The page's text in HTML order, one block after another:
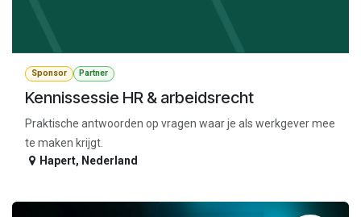
Sponsor Partner
Kennissessie HR & arbeidsrecht
Praktische antwoorden op vragen waar je als werkgever mee
te maken krijgt.
Hapert, Nederland